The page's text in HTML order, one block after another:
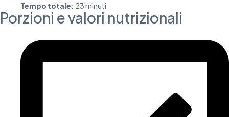
Tempo totale: 23 minuti
Porzioni e valori nutrizionali